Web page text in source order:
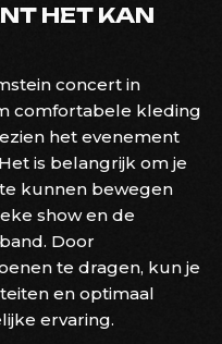
HET KAN
concert in
comfortabele kleding
het evenement
is belangrijk om je
kunnen bewegen
show en de
Door
te dragen, kun je
en optimaal
ervaring.